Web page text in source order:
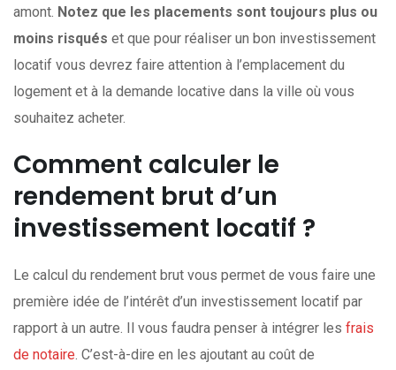
amont. Notez que les placements sont toujours plus ou
moins risqués et que pour réaliser un bon investissement
locatif vous devrez faire attention à l’emplacement du
logement et à la demande locative dans la ville où vous
souhaitez acheter.
Comment calculer le
rendement brut d’un
investissement locatif ?
Le calcul du rendement brut vous permet de vous faire une
première idée de l’intérêt d’un investissement locatif par
rapport à un autre. Il vous faudra penser à intégrer les frais
de notaire. C’est-à-dire en les ajoutant au coût de